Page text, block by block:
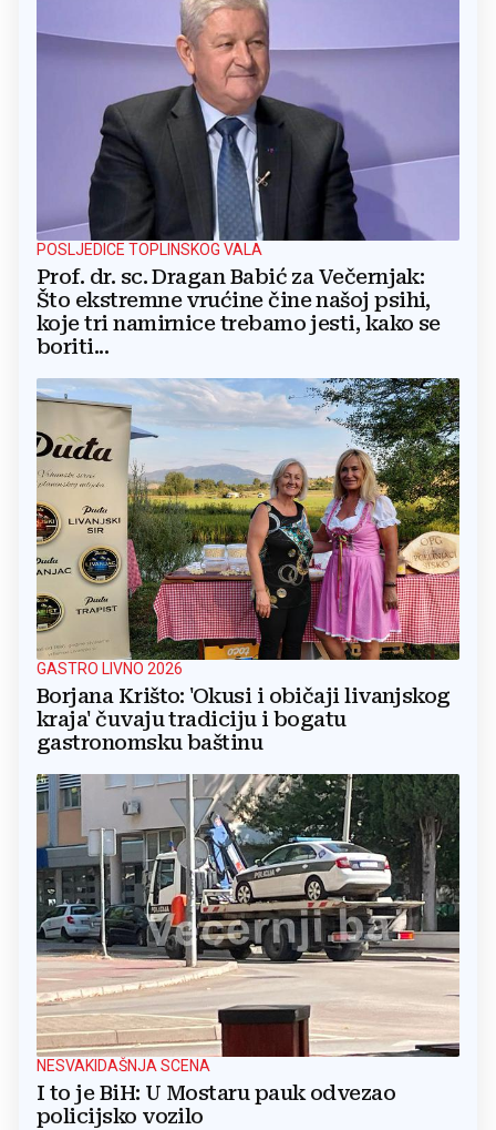
POSLJEDICE TOPLINSKOG VALA
Prof. dr. sc. Dragan Babić za Večernjak:
Što ekstremne vrućine čine našoj psihi,
koje tri namirnice trebamo jesti, kako se
boriti...
GASTRO LIVNO 2026
Borjana Krišto: 'Okusi i običaji livanjskog
kraja' čuvaju tradiciju i bogatu
gastronomsku baštinu
NESVAKIDAŠNJA SCENA
I to je BiH: U Mostaru pauk odvezao
policijsko vozilo